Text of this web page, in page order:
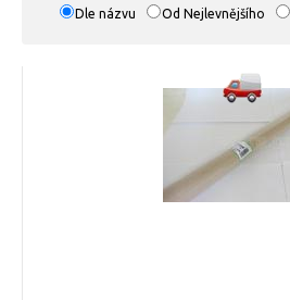
Dle názvu Od Nejlevnějšího